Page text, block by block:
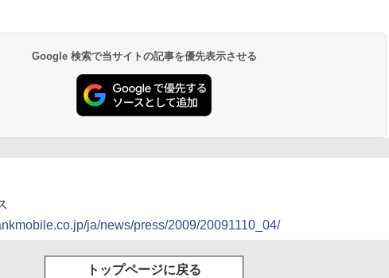
Google 検索で当サイトの記事を優先表示させる
ja/news/press/2009/20091110_04/
トップページに戻る